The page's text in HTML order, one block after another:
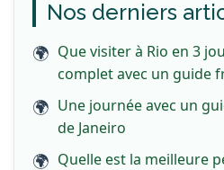
Nos derniers
Que visiter à Rio en 3
complet avec un guide
Une journée avec un
de Janeiro
Quelle est la meilleure